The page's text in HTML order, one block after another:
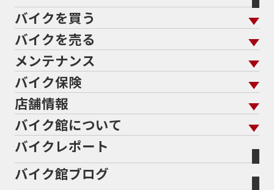
バイクを買う
バイクを買う トップ
バイクを探す
メーカーから探す
色から探す
スタイルから探す
排気量から探す
走行距離から探す
中古車から探す
バイクを売る
バイクを売る トップ
バイク館買取の強み
バイクを高く売るコツ
バイク買取の流れ
全国展開の強み
よくあるご質問
バイク買取強化車両
メンテナンス
メンテナンス トップ
バイク点検
バイク車検
Bikeep
プロテクションフィルム
バイク保険
バイク保険 トップ
自賠責保険
任意保険
バイク保険無料見積り（現在未加入の方）
店舗情報
店舗情報 トップ
北海道
宮城
バイク館について
バイク館について トップ
バイク館が選ばれる理由
バイクレポート
バイク館ブログ